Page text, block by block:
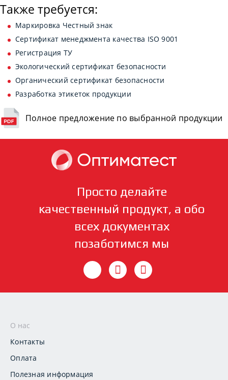
Также требуется:
Маркировка Честный знак
Сертификат менеджмента качества ISO 9001
Регистрация ТУ
Экологический сертификат безопасности
Органический сертификат безопасности
Разработка этикеток продукции
Полное предложение по выбранной продукции
Просто делайте
качественный продукт, а обо
всех документах
позаботимся мы
О нас
Контакты
Оплата
Полезная информация